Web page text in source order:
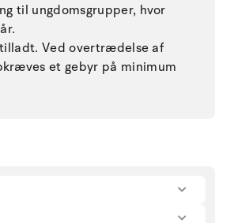
til ungdomsgrupper, hvor
tilladt. Ved overtrædelse af
et gebyr på minimum